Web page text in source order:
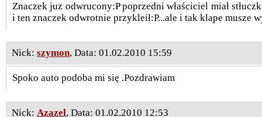
Znaczek juz odwrucony:P poprzedni właściciel miał
i ten znaczek odwrotnie przykleił:P...ale i tak klape musze
Nick: szymon, Data: 01.02.2010 15:59
Spoko auto podoba mi się .Pozdrawiam
Nick: Azazel, Data: 01.02.2010 12:53